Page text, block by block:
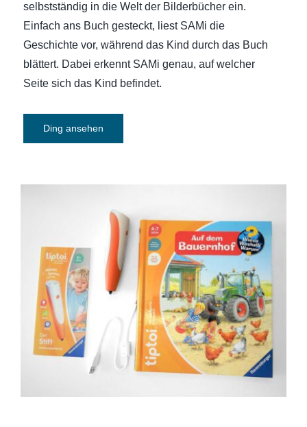
selbstständig in die Welt der Bilderbücher ein.
Einfach ans Buch gesteckt, liest SAMi die
Geschichte vor, während das Kind durch das Buch
blättert. Dabei erkennt SAMi genau, auf welcher
Seite sich das Kind befindet.
Ding ansehen
tiptoi Starter-Set (Stift und Bauernhof-
Buch) mit Aufladefunktion